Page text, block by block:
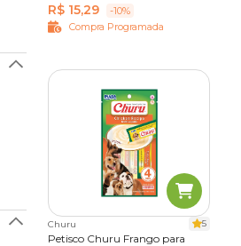
R$ 15,29
-10%
Compra Programada
Churu 5
Petisco Churu Frango para